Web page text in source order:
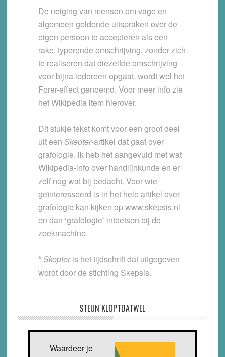
De neiging van mensen om vage en
algemeen geldende uitspraken over de
eigen persoon te accepteren als een
rake, typerende omschrijving, zonder zich
te realiseren dat diezelfde omschrijving
voor bijna iedereen opgaat, wordt wel het
Forer-effect genoemd. Voor meer info zie
het Wikipedia item hierover.
Dit stukje tekst komt voor een groot deel
uit een Skepter-artikel dat gaat over
grafologie, ik heb het aangevuld met wat
Wikipedia-info over handlijnkunde en er
zelf nog wat bij bedacht. Voor wie
geïnteresseerd is in het hele artikel over
grafologie kan kijken op www.skepsis.nl
en dan ‘grafologie’ intoetsen bij de
zoekmachine.
* Skepteris het tijdschrift dat uitgegeven
wordt door de stichting Skepsis.
STEUN KLOPTDATWEL
Waardeer je